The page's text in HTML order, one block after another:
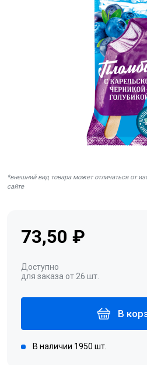
*внешний вид товара может отличаться от
сайте
73,50 ₽
Доступно
для заказа от 26 шт.
В
В наличии 1950 шт.